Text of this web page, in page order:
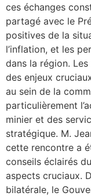
ces échanges
partagé avec le
positives de la
l’inflation, et les
dans la région.
des enjeux
au sein de la
particulièrement
minier et des
stratégique. M.
cette rencontre a
conseils éclairés
aspects cruciaux.
bilatérale, le